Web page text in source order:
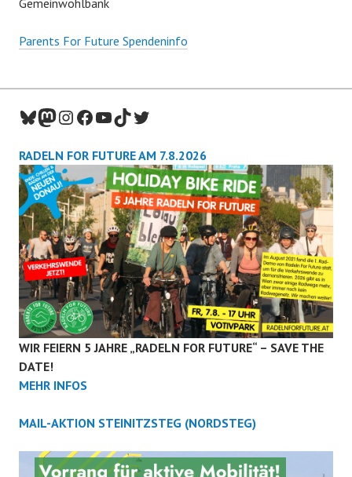
Gemeinwohlbank
Parents For Future Spendeninfo
Bluesky
Mastodon
Instagram
Facebook
YouTube
TikTokTwitter
RADELN FOR FUTURE AM 7.8.2026
WIR FEIERN 5 JAHRE „RADELN FOR FUTURE“ – SAVE THE
DATE!
MEHR INFOS
MAIL-AKTION STEINITZSTEG (NORDSTEG)